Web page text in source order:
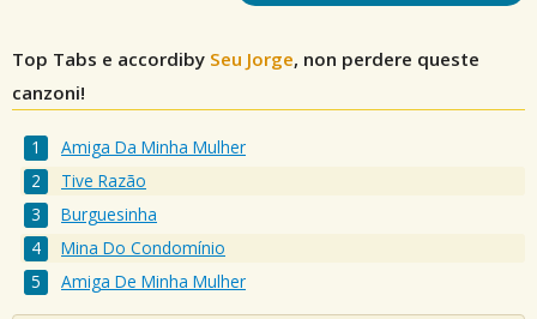
Top Tabs e accordiby Seu Jorge, non perdere queste
canzoni!
Amiga Da Minha Mulher
Tive Razão
Burguesinha
Mina Do Condomínio
Amiga De Minha Mulher